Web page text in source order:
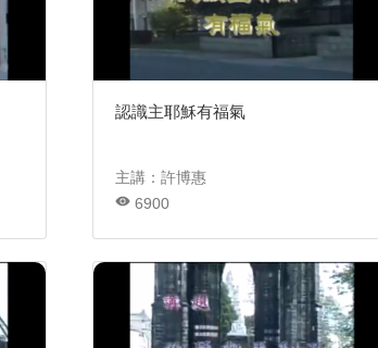
認識主耶穌有福氣
主講：許博惠
6900